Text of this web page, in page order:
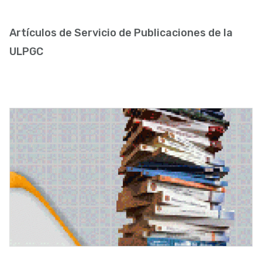
ayuda
a
Artículos de Servicio de Publicaciones de la
ULPGC